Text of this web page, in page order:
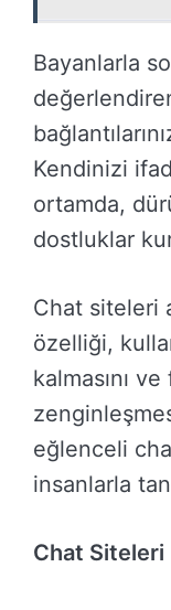
Bayanlarla
Kendinizi
ortamda,
dostluklar
Chat siteleri
özelliği,
kalmasını ve
eğlenceli
insanlarla
Chat Siteleri